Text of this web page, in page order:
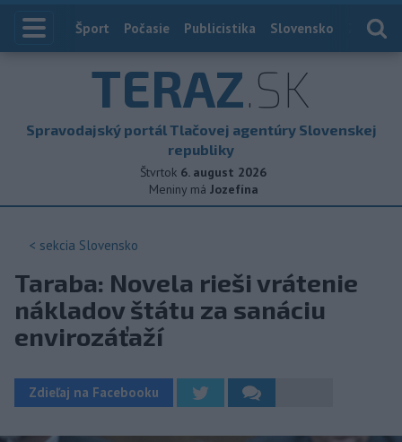
Index
Šport Počasie Publicistika Slovensko
TERAZ.SK
Spravodajský portál Tlačovej agentúry Slovenskej
republiky
Štvrtok 6. august 2026
Meniny má Jozefína
< sekcia Slovensko
Taraba: Novela rieši vrátenie
nákladov štátu za sanáciu
envirozáťaží
Zdieľaj na Facebooku